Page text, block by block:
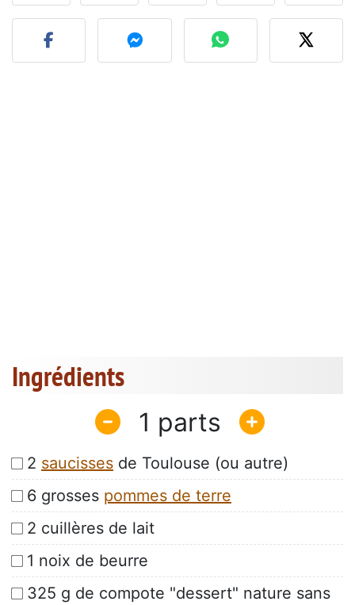
Publier votre photo de
Ingrédients
1
2 saucisses de Toulouse (ou autre)
6 grosses pommes de terre
2 cuillères de lait
1 noix de beurre
325 g de compote "dessert" nature sans